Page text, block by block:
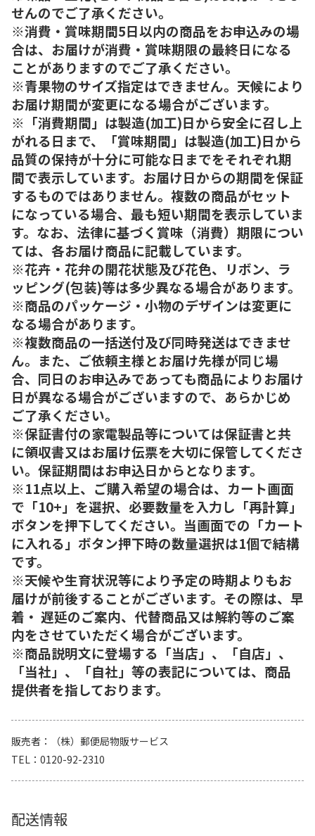
せんのでご了承ください。
※消費・賞味期間5日以内の商品をお申込みの場
合は、お届けが消費・賞味期限の最終日になる
ことがありますのでご了承ください。
※青果物のサイズ指定はできません。天候により
お届け期間が変更になる場合がございます。
※「消費期間」は製造(加工)日から安全に召し上
がれる日まで、「賞味期間」は製造(加工)日から
品質の保持が十分に可能な日までをそれぞれ期
間で表示しています。お届け日からの期間を保証
するものではありません。複数の商品がセット
になっている場合、最も短い期間を表示していま
す。なお、法律に基づく賞味（消費）期限につい
ては、各お届け商品に記載しています。
※花卉・花弁の開花状態及び花色、リボン、ラ
ッピング(包装)等は多少異なる場合があります。
※商品のパッケージ・小物のデザインは変更に
なる場合があります。
※複数商品の一括送付及び同時発送はできませ
ん。また、ご依頼主様とお届け先様が同じ場
合、同日のお申込みであっても商品によりお届け
日が異なる場合がございますので、あらかじめ
ご了承ください。
※保証書付の家電製品等については保証書と共
に領収書又はお届け伝票を大切に保管してくださ
い。保証期間はお申込日からとなります。
※11点以上、ご購入希望の場合は、カート画面
で「10+」を選択、必要数量を入力し「再計算」
ボタンを押下してください。当画面での「カート
に入れる」ボタン押下時の数量選択は1個で結構
です。
※天候や生育状況等により予定の時期よりもお
届けが前後することがございます。その際は、早
着・ 遅延のご案内、代替商品又は解約等のご案
内をさせていただく場合がございます。
※商品説明文に登場する「当店」、「自店」、
「当社」、「自社」等の表記については、商品
提供者を指しております。
販売者
（株）郵便局物販サービス
TEL
0120-92-2310
配送情報